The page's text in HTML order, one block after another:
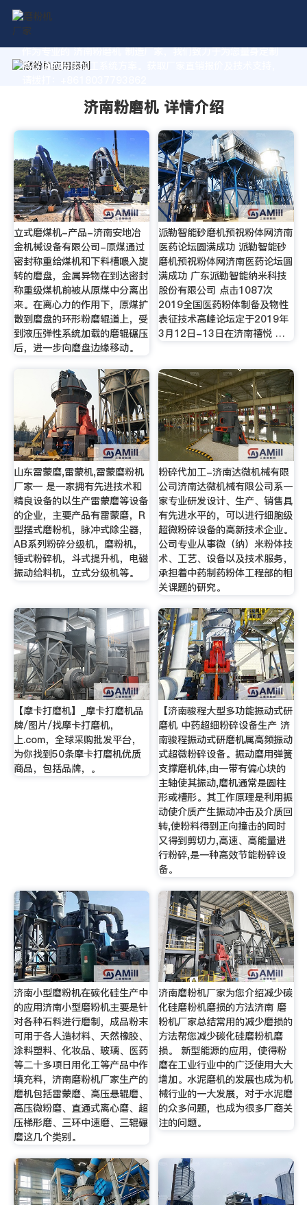
作为专业的 济南粉磨机 制造厂家，我们致力于为您量身定制
高价值的粉体加工系统方案。获取厂家直销报价及技术支持，
济南粉磨机 详情介绍
立式磨煤机-产品-济南安地冶
金机械设备有限公司-原煤通过
密封称重给煤机和下料槽喂入旋
转的磨盘，金属异物在到达密封
称重级煤机前被从原煤中分离出
来。在离心力的作用下，原煤扩
散到磨盘的环形粉磨辊道上，受
到液压弹性系统加载的磨辊碾压
后，进一步向磨盘边缘移动。
派勒智能砂磨机预祝粉体网济南
医药论坛圆满成功 派勒智能砂
磨机预祝粉体网济南医药论坛圆
满成功 广东派勒智能纳米科技
股份有限公司 点击1087次
2019全国医药粉体制备及物性
表征技术高峰论坛定于2019年
3月12日-13日在济南禧悦 …
山东雷蒙磨,雷蒙机,雷蒙磨粉机
厂家— 是一家拥有先进技术和
精良设备的以生产雷蒙磨等设备
的企业，主要产品有雷蒙磨，R
型摆式磨粉机，脉冲式除尘器，
AB系列粉碎分级机，磨粉机，
锤式粉碎机，斗式提升机，电磁
振动给料机，立式分级机等。
粉碎代加工-济南达微机械有限
公司济南达微机械有限公司系一
家专业研发设计、生产、销售具
有先进水平的，可以进行细胞级
超微粉碎设备的高新技术企业。
公司专业从事微（纳）米粉体技
术、工艺、设备以及技术服务，
承担着中药制药粉体工程部的相
关课题的研究。
【摩卡打磨机】_摩卡打磨机品
牌/图片/找摩卡打磨机，
上.com，全球采购批发平台，
为你找到50条摩卡打磨机优质
商品，包括品牌，。
【济南骏程大型多功能振动式研
磨机 中药超细粉碎设备生产 济
南骏程振动式研磨机属高频振动
式超微粉碎设备。振动磨用弹簧
支撑磨机体,由一带有偏心块的
主轴使其振动,磨机通常是圆柱
形或槽形。其工作原理是利用振
动使介质产生振动冲击及介质回
转,使粉料得到正向撞击的同时
又得到剪切力,高速、高能量进
行粉碎,是一种高效节能粉碎设
备。
济南小型磨粉机在碳化硅生产中
的应用济南小型磨粉机主要是针
对各种石料进行磨制，成品粉末
可用于各人造材料、天然橡胶、
涂料塑料、化妆品、玻璃、医药
等二十多项日用化工等产品中作
填充料，济南磨粉机厂家生产的
磨机包括雷蒙磨、高压悬辊磨、
高压微粉磨、直通式离心磨、超
压梯形磨、三环中速磨、三辊碾
磨这几个类别。
济南磨粉机厂家为您介绍减少碳
化硅磨粉机磨损的方法济南 磨
粉机厂家总结常用的减少磨损的
方法帮您减少碳化硅磨粉机磨
损。 新型能源的应用，使得粉
磨在工业行业中的广泛使用大大
增加。水泥磨机的发展也成为机
械行业的一大发展，对于水泥磨
的众多问题，也成为很多厂商关
注的问题。